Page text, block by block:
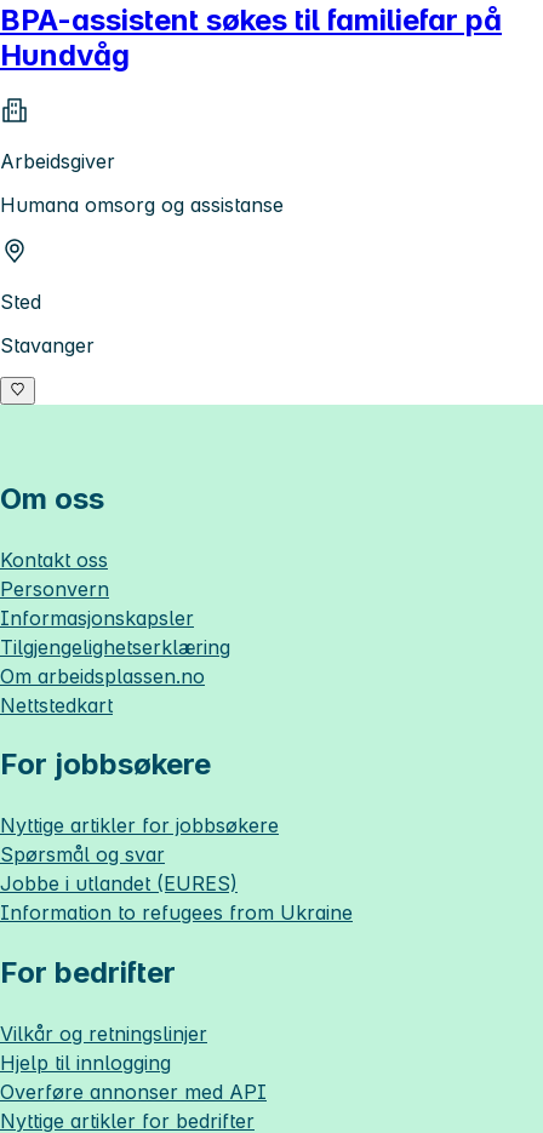
BPA-assistent søkes til familiefar på
Hundvåg
Arbeidsgiver
Humana omsorg og assistanse
Sted
Stavanger
Om oss
Kontakt oss
Personvern
Informasjonskapsler
Tilgjengelighetserklæring
Om arbeidsplassen.no
Nettstedkart
For jobbsøkere
Nyttige artikler for jobbsøkere
Spørsmål og svar
Jobbe i utlandet (EURES)
Information to refugees from Ukraine
For bedrifter
Vilkår og retningslinjer
Hjelp til innlogging
Overføre annonser med API
Nyttige artikler for bedrifter